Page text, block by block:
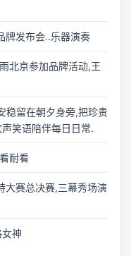
牌发布会..乐器演奏
北京参加品牌活动,王
稳留在朝夕身旁,把珍贵
笑语陪伴每日日常.
耐看
大赛总决赛,三幕秀场演
神